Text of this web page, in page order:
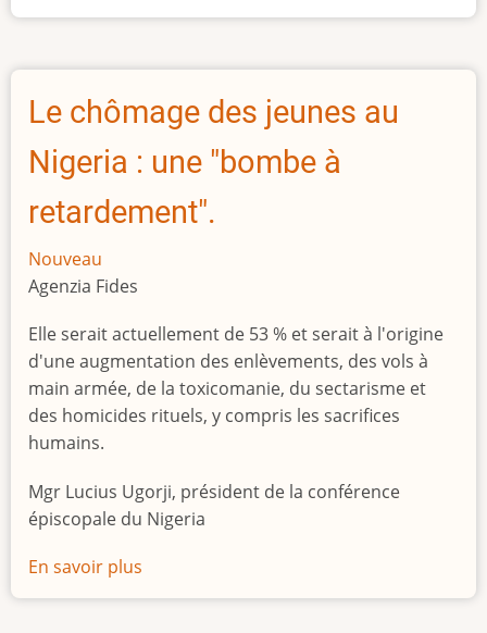
La
taille
l'Afrique
Le chômage des jeunes au
Nigeria : une "bombe à
retardement".
Nouveau
Agenzia Fides
Elle serait actuellement de 53 % et serait à l'origine
d'une augmentation des enlèvements, des vols à
main armée, de la toxicomanie, du sectarisme et
des homicides rituels, y compris les sacrifices
humains.
Mgr Lucius Ugorji, président de la conférence
épiscopale du Nigeria
En savoir plus
Le